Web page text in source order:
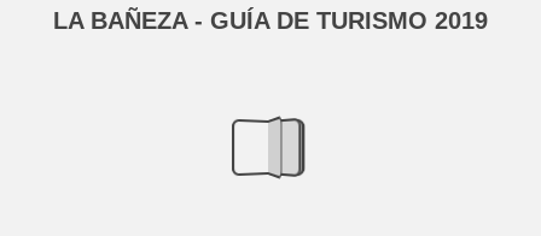
LA BAÑEZA - GUÍA DE TURISMO 2019